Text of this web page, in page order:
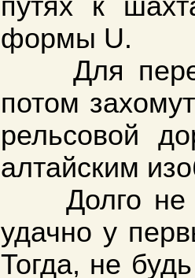
путях к
формы U.
Для
потом
рельсовой
алтайским
Долго
удачно у
Тогда, не